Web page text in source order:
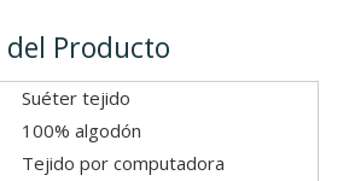
Producto
Suéter tejido
100% algodón
Tejido por computadora